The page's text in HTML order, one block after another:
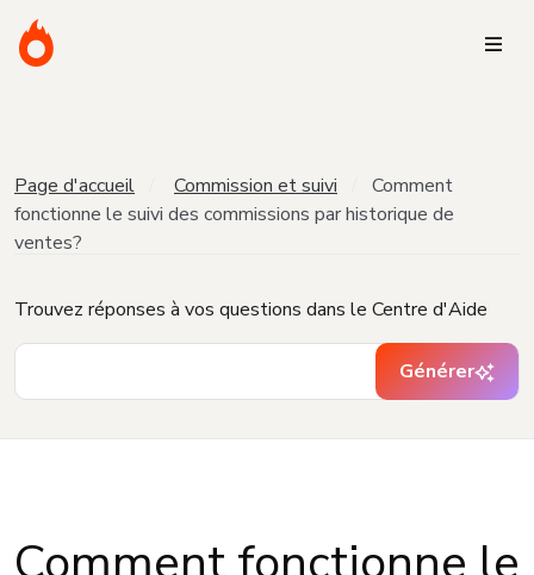
Page d'accueil Commission et suivi
Comment
fonctionne le suivi des commissions par historique de
ventes?
Trouvez réponses à vos questions dans le Centre d'Aide
Générer